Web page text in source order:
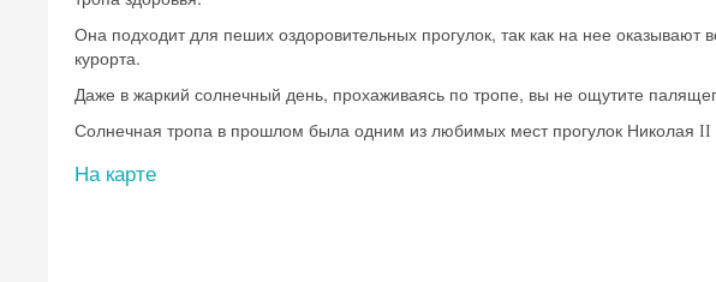
Она подходит для пеших оздоровительных прогулок, так как на нее оказывают
курорта.
Даже в жаркий солнечный день, прохаживаясь по тропе, вы не ощутите
Солнечная тропа в прошлом была одним из любимых мест прогулок Николая II
На карте